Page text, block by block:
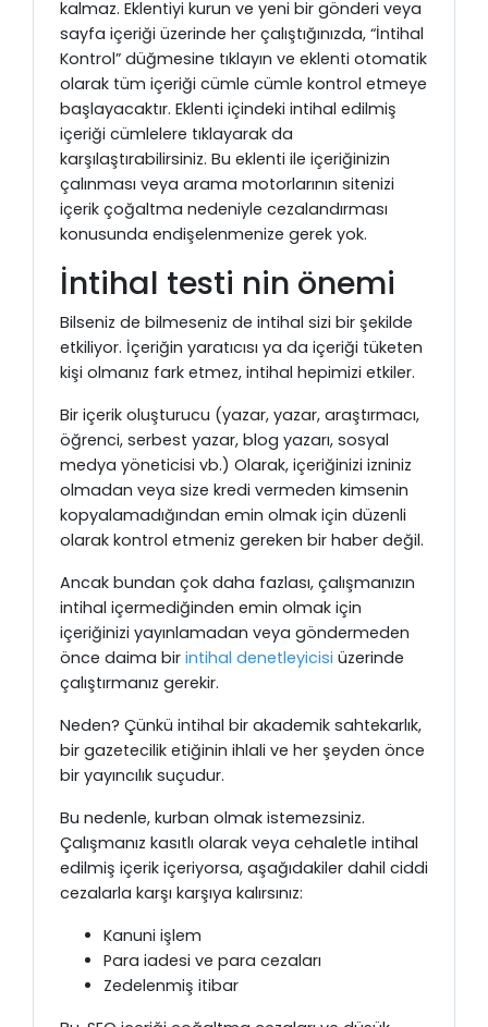
kalmaz. Eklentiyi kurun ve yeni bir gönderi veya
sayfa içeriği üzerinde her çalıştığınızda, “İntihal
Kontrol” düğmesine tıklayın ve eklenti otomatik
olarak tüm içeriği cümle cümle kontrol etmeye
başlayacaktır. Eklenti içindeki intihal edilmiş
içeriği cümlelere tıklayarak da
karşılaştırabilirsiniz. Bu eklenti ile içeriğinizin
çalınması veya arama motorlarının sitenizi
içerik çoğaltma nedeniyle cezalandırması
konusunda endişelenmenize gerek yok.
İntihal testi nin önemi
Bilseniz de bilmeseniz de intihal sizi bir şekilde
etkiliyor. İçeriğin yaratıcısı ya da içeriği tüketen
kişi olmanız fark etmez, intihal hepimizi etkiler.
Bir içerik oluşturucu (yazar, yazar, araştırmacı,
öğrenci, serbest yazar, blog yazarı, sosyal
medya yöneticisi vb.) Olarak, içeriğinizi izniniz
olmadan veya size kredi vermeden kimsenin
kopyalamadığından emin olmak için düzenli
olarak kontrol etmeniz gereken bir haber değil.
Ancak bundan çok daha fazlası, çalışmanızın
intihal içermediğinden emin olmak için
içeriğinizi yayınlamadan veya göndermeden
önce daima bir intihal denetleyicisi üzerinde
çalıştırmanız gerekir.
Neden? Çünkü intihal bir akademik sahtekarlık,
bir gazetecilik etiğinin ihlali ve her şeyden önce
bir yayıncılık suçudur.
Bu nedenle, kurban olmak istemezsiniz.
Çalışmanız kasıtlı olarak veya cehaletle intihal
edilmiş içerik içeriyorsa, aşağıdakiler dahil ciddi
cezalarla karşı karşıya kalırsınız:
Kanuni işlem
Para iadesi ve para cezaları
Zedelenmiş itibar